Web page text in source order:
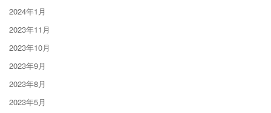
2024年1月
2023年11月
2023年10月
2023年9月
2023年8月
2023年5月